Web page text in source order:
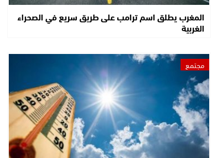
المغرب يطلق اسم ترامب على طريق سريع في الصحراء
الغربية
مجتمع